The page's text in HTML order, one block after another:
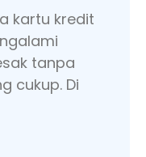
kartu kredit
tanpa
cukup. Di